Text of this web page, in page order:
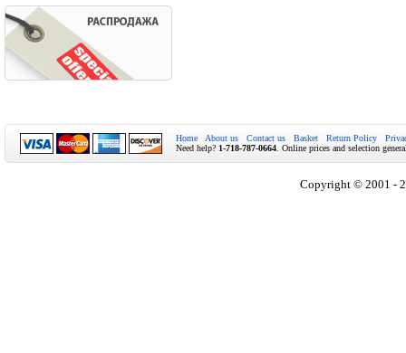
Home About us Contact us Basket Return Policy
Need help? 1-718-787-0664 . Online prices and selection
Copyright © 2001 -